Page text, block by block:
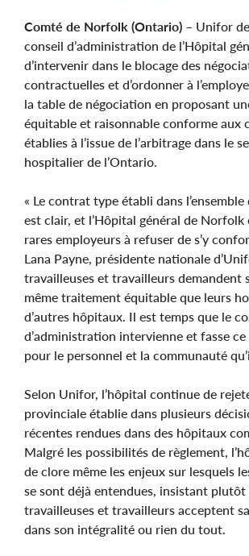
Comté de Norfolk (Ontario) – Unifor
conseil d’administration de l’Hôpital
d’intervenir dans le blocage des
contractuelles et d’ordonner à
la table de négociation en proposant
équitable et raisonnable conforme aux
établies à l’issue de l’arbitrage dans le
hospitalier de l’Ontario.
« Le contrat type établi dans
est clair, et l’Hôpital général de Norfolk
rares employeurs à refuser de s’y
Lana Payne, présidente nationale
travailleuses et travailleurs demandent
même traitement équitable que leurs
d’autres hôpitaux. Il est temps que le
d’administration intervienne et fasse
pour le personnel et la communauté
Selon Unifor, l’hôpital continue de
provinciale établie dans plusieurs
récentes rendues dans des hôpitaux
Malgré les possibilités de règlement,
de clore même les enjeux sur lesquels
se sont déjà entendues, insistant plutôt
travailleuses et travailleurs acceptent
dans son intégralité ou rien du tout.